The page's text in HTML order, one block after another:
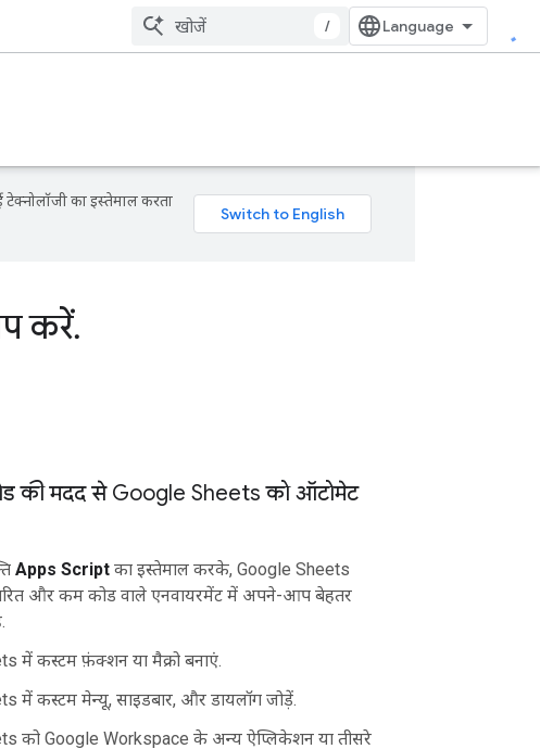
/
का इस्तेमाल करता
करें.
की मदद से Google Sheets को ऑटोमेट
Apps Script का इस्तेमाल करके, Google Sheets
और कम कोड वाले एनवायरमेंट में अपने-आप बेहतर
में कस्टम फ़ंक्शन या मैक्रो बनाएं.
में कस्टम मेन्यू, साइडबार, और डायलॉग जोड़ें.
को Google Workspace के अन्य ऐप्लिकेशन या तीसरे